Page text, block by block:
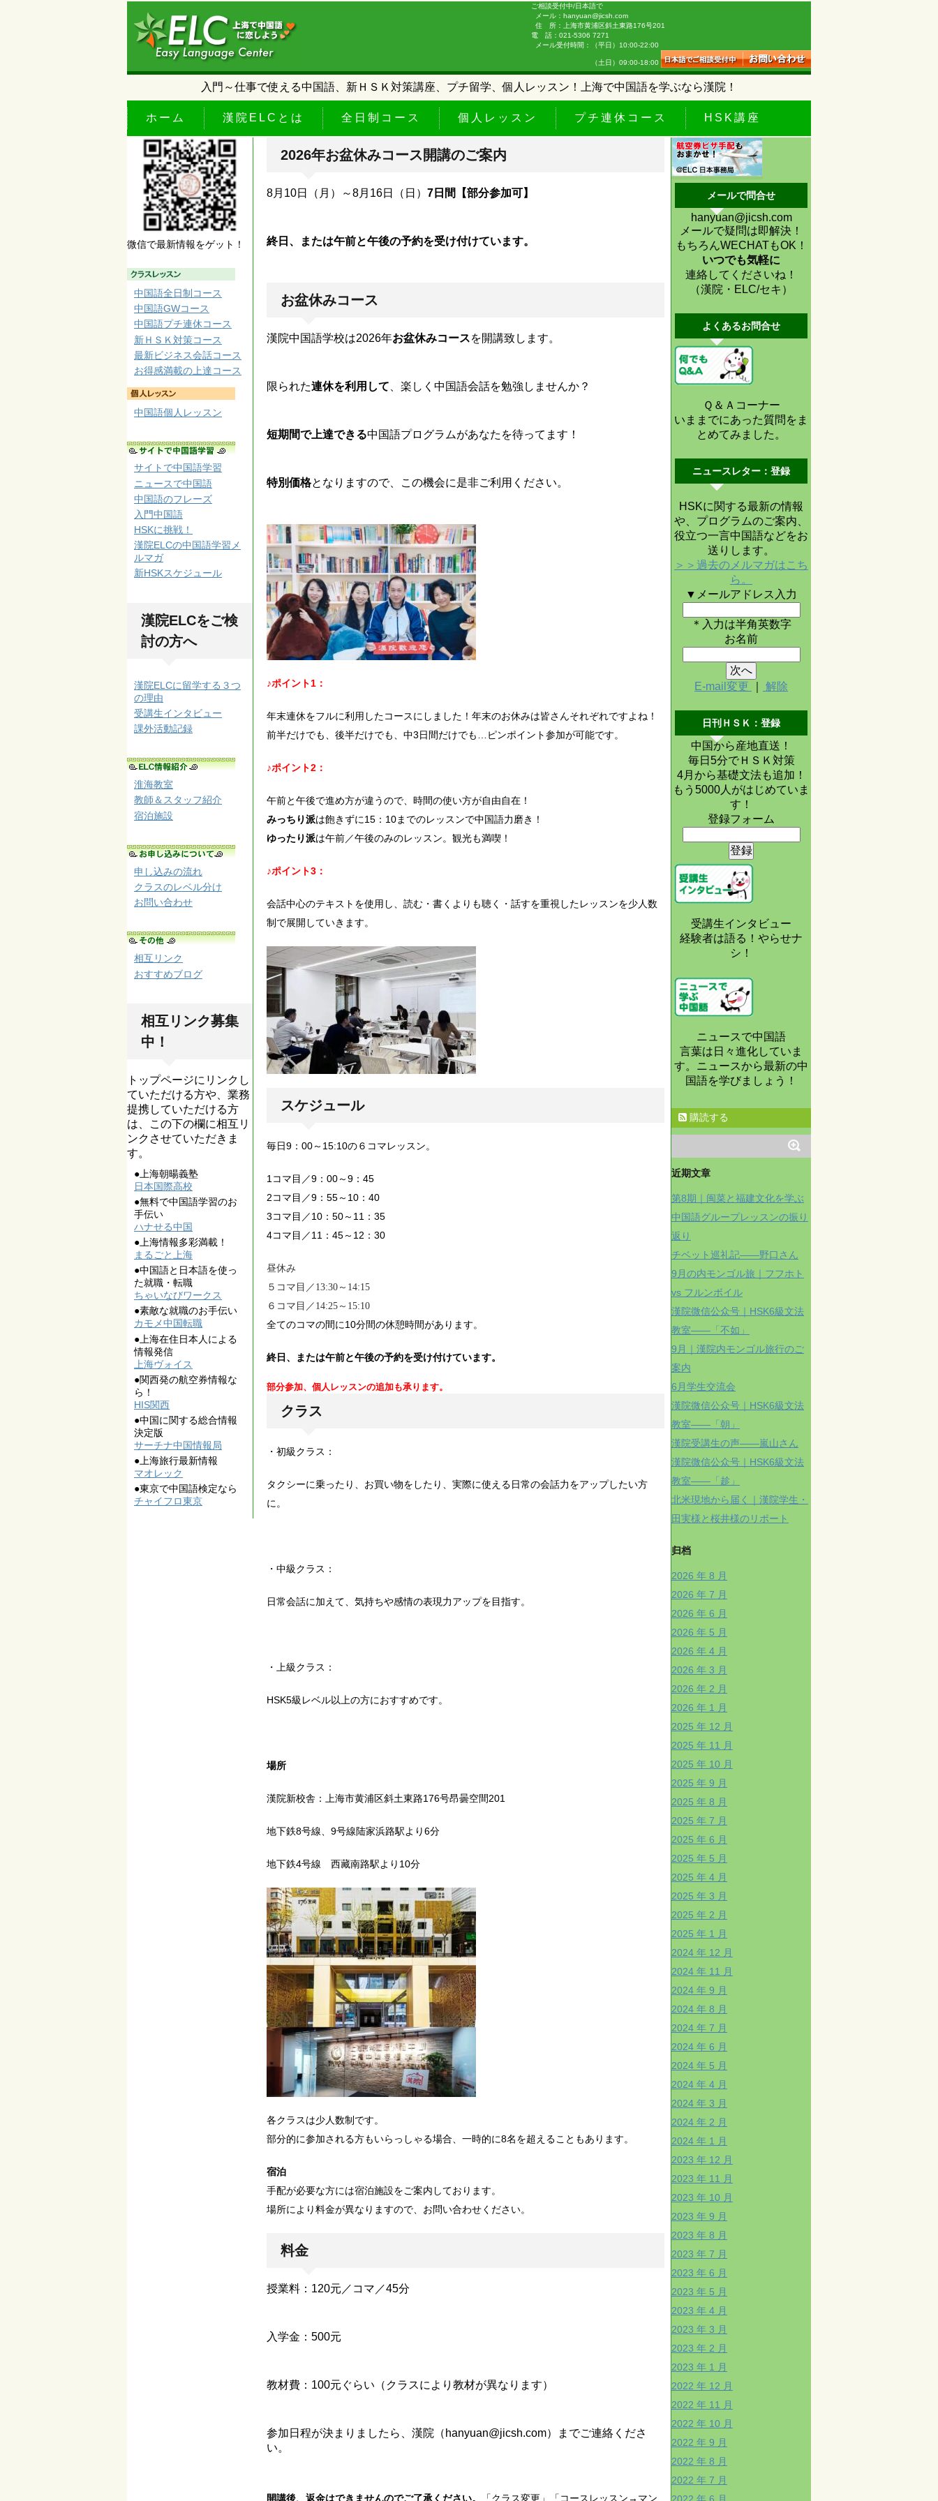
ご相談受付中/日本語で
メール：hanyuan@jicsh.com
住 所：上海市黄浦区斜土東路176号201
電 話：021-5306 7271
メール受付時間：（平日）10:00-22:00
（土日）09:00-18:00
入門～仕事で使える中国語、新ＨＳＫ対策講座、プチ留学、個人レッスン！上海で中国語を学ぶなら漢院！
ホーム 漢院ELCとは 全日制コース 個人レッスン プチ連休コース HSK講座
2026年お盆休みコース開講のご案内
8月10日（月）～8月16日（日） 7日間【部分参加可】
終日、または午前と午後の予約を受け付けています。
お盆休みコース
漢院中国語学校は2026年お盆休みコースを開講致します。
限られた連休を利用して 、楽しく中国語会話を勉強しませんか？
短期間で上達できる中国語プログラムがあなたを待ってます！
特別価格となりますので、この機会に是非ご利用ください。
♪ポイント1：
年末連休をフルに利用したコースにしました！年末のお休みは皆さんそれぞれですよね！
前半だけでも、後半だけでも、中3日間だけでも…ピンポイント参加が可能です。
♪ポイント2：
午前と午後で進め方が違うので、時間の使い方が自由自在！
みっちり派は飽きずに15：10までのレッスンで中国語力磨き！
ゆったり派は午前／午後のみのレッスン。観光も満喫！
♪ポイント3：
会話中心のテキストを使用し、読む・書くよりも聴く・話すを重視したレッスンを少人数
制で展開していきます。
スケジュール
毎日9：00～15:10の６コマレッスン。
1コマ目／9：00～9：45
2コマ目／9：55～10：40
3コマ目／10：50～11：35
4コマ目／11：45～12：30
昼休み
５コマ目／13:30～14:15
６コマ目／14:25～15:10
全てのコマの間に10分間の休憩時間があります。
終日、または午前と午後の予約を受け付けています。
部分参加、個人レッスンの追加も承ります。
クラス
・初級クラス：
タクシーに乗ったり、お買い物をしたり、実際に使える日常の会話力をアップしたい方
に。
・中級クラス：
日常会話に加えて、気持ちや感情の表現力アップを目指す。
・上級クラス：
HSK5級レベル以上の方におすすめです。
場所
漢院新校舎：上海市黄浦区斜土東路176号昂曇空間201
地下鉄8号線、9号線陆家浜路駅より6分
地下鉄4号線 西藏南路駅より10分
各クラスは少人数制です。
部分的に参加される方もいらっしゃる場合、一時的に8名を超えることもあります。
宿泊
手配が必要な方には宿泊施設をご案内しております。
場所により料金が異なりますので、お問い合わせください。
料金
授業料：120元／コマ／45分
入学金：500元
教材費：100元ぐらい（クラスにより教材が異なります）
参加日程が決まりましたら、漢院（hanyuan@jicsh.com）までご連絡くださ
い。
開講後、 返金はできませんのでご了承ください。 「クラス変更」「コースレッスン→マン
メールで問合せ
hanyuan@jicsh.com
メールで疑問は即解決！
もちろんWECHATもOK！
いつでも気軽に
連絡してくださいね！
（漢院・ELC/セキ）
よくあるお問合せ
Ｑ＆Ａコーナー
いままでにあった質問をま
とめてみました。
ニュースレター：登録
HSKに関する最新の情報
や、プログラムのご案内、
役立つ一言中国語などをお
送りします。
＞＞過去のメルマガはこち
ら。
▼メールアドレス入力
＊入力は半角英数字
お名前
E-mail変更 解除
日刊ＨＳＫ：登録
中国から産地直送！
毎日5分でＨＳＫ対策
4月から基礎文法も追加！
もう5000人がはじめていま
す！
登録フォーム
受講生インタビュー
経験者は語る！やらせナ
シ！
ニュースで中国語
言葉は日々進化していま
す。ニュースから最新の中
国語を学びましょう！
購読する
近期文章
第8期｜闽菜と福建文化を学ぶ
中国語グループレッスンの振り
返り
チベット巡礼記——野口さん
9月の内モンゴル旅｜フフホト
vs フルンボイル
漢院微信公众号｜HSK6級文法
教室——「不如」
9月｜漢院内モンゴル旅行のご
案内
6月学生交流会
漢院微信公众号｜HSK6級文法
教室——「朝」
漢院受講生の声——嵐山さん
漢院微信公众号｜HSK6級文法
教室——「趁」
北米現地から届く｜漢院学生・
田実様と桜井様のリポート
归档
2026 年 8 月
2026 年 7 月
2026 年 6 月
2026 年 5 月
2026 年 4 月
2026 年 3 月
2026 年 2 月
2026 年 1 月
2025 年 12 月
2025 年 11 月
2025 年 10 月
2025 年 9 月
2025 年 8 月
2025 年 7 月
2025 年 6 月
2025 年 5 月
2025 年 4 月
2025 年 3 月
2025 年 2 月
2025 年 1 月
2024 年 12 月
2024 年 11 月
2024 年 9 月
2024 年 8 月
2024 年 7 月
2024 年 6 月
2024 年 5 月
2024 年 4 月
2024 年 3 月
2024 年 2 月
2024 年 1 月
2023 年 12 月
2023 年 11 月
2023 年 10 月
2023 年 9 月
2023 年 8 月
2023 年 7 月
2023 年 6 月
2023 年 5 月
2023 年 4 月
2023 年 3 月
2023 年 2 月
2023 年 1 月
2022 年 12 月
2022 年 11 月
2022 年 10 月
2022 年 9 月
2022 年 8 月
2022 年 7 月
2022 年 6 月
微信で最新情報をゲット！
中国語全日制コース
中国語GWコース
中国語プチ連休コース
新ＨＳＫ対策コース
最新ビジネス会話コース
お得感満載の上達コース
中国語個人レッスン
サイトで中国語学習
ニュースで中国語
中国語のフレーズ
入門中国語
HSKに挑戦！
漢院ELCの中国語学習メ
ルマガ
新HSKスケジュール
漢院ELCをご検
討の方へ
漢院ELCに留学する３つ
の理由
受講生インタビュー
課外活動記録
淮海教室
教師＆スタッフ紹介
宿泊施設
申し込みの流れ
クラスのレベル分け
お問い合わせ
相互リンク
おすすめブログ
相互リンク募集
中！
トップページにリンクし
ていただける方や、業務
提携していただける方
は、この下の欄に相互リ
ンクさせていただきま
す。
●上海朝暘義塾
日本国際高校
●無料で中国語学習のお
手伝い
ハナせる中国
●上海情報多彩満載！
まるごと上海
●中国語と日本語を使っ
た就職・転職
ちゃいなびワークス
●素敵な就職のお手伝い
カモメ中国転職
●上海在住日本人による
情報発信
上海ヴォイス
●関西発の航空券情報な
ら！
HIS関西
●中国に関する総合情報
決定版
サーチナ中国情報局
●上海旅行最新情報
マオレック
●東京で中国語検定なら
チャイフロ東京